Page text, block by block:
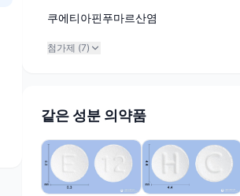
쿠에티아핀푸마르산염
첨가제 (7)
같은 성분 의약품